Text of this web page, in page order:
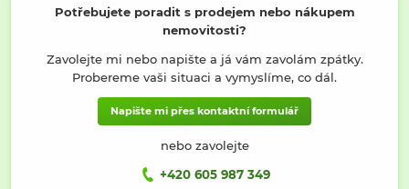
Potřebujete poradit s prodejem nebo nákupem
nemovitosti?
Zavolejte mi nebo napište a já vám zavolám zpátky.
Probereme vaši situaci a vymyslíme, co dál.
Napište mi přes kontaktní formulář
nebo zavolejte
+420 605 987 349